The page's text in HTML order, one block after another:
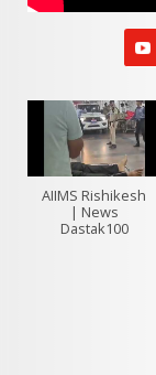
AIIMS Rishikesh
| News
Dastak100